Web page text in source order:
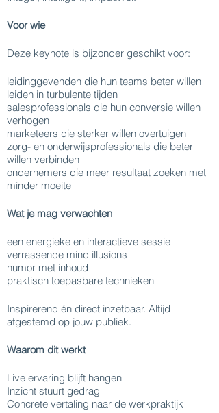
Voor wie
Deze keynote is bijzonder geschikt voor:
leidinggevenden die hun teams beter willen
leiden in turbulente tijden
salesprofessionals die hun conversie willen
verhogen
marketeers die sterker willen overtuigen
zorg- en onderwijsprofessionals die beter
willen verbinden
ondernemers die meer resultaat zoeken met
minder moeite
Wat je mag verwachten
een energieke en interactieve sessie
verrassende mind illusions
humor met inhoud
praktisch toepasbare technieken
Inspirerend én direct inzetbaar. Altijd
afgestemd op jouw publiek.
Waarom dit werkt
Live ervaring blijft hangen
Inzicht stuurt gedrag
Concrete vertaling naar de werkpraktijk